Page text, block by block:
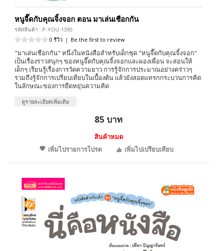
หนูจี๊ดกับคุณจิ้งจอก ตอน มาเล่นเชือกกัน
รหัสสินค้า : P-YOU-1390
0 รีวิว | Be the first to review
"มาเล่นเชือกกัน" หนึ่งในหนังสือสำหรับเด็กชุด "หนูจี๊ดกับคุณจิ้งจอก"
เป็นเรื่องราวสนุกๆ ของหนูจี๊ดกับคุณจิ้งจอกและผองเพื่อน จะสอนให้
เด็กๆ เรียนรู้เรื่องการวัดความยาว การรู้จักการประมาณอย่างคร่าวๆ
รวมถึงรู้จักการเปรียบเทียบในเบื้องต้น แล้วยังสอดแทรกกระบวนการคิด
ในลักษณะของการยืดหยุ่นความคิด
ดูรายละเอียดเพิ่มเติม
85 บาท
สินค้าหมด
เพิ่มไปรายการโปรด
เพิ่มไปเปรียบเทียบ